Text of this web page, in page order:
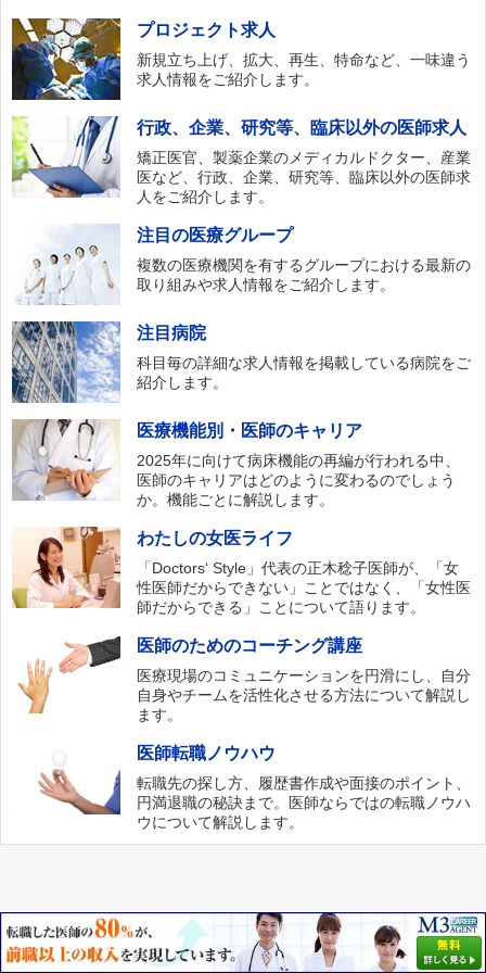
プロジェクト求人
新規立ち上げ、拡大、再生、特命など、一味違う
求人情報をご紹介します。
行政、企業、研究等、臨床以外の医師求人
矯正医官、製薬企業のメディカルドクター、産業
医など、行政、企業、研究等、臨床以外の医師求
人をご紹介します。
注目の医療グループ
複数の医療機関を有するグループにおける最新の
取り組みや求人情報をご紹介します。
注目病院
科目毎の詳細な求人情報を掲載している病院をご
紹介します。
医療機能別・医師のキャリア
2025年に向けて病床機能の再編が行われる中、
医師のキャリアはどのように変わるのでしょう
か。機能ごとに解説します。
わたしの女医ライフ
「Doctors‘ Style」代表の正木稔子医師が、「女
性医師だからできない」ことではなく、「女性医
師だからできる」ことについて語ります。
医師のためのコーチング講座
医療現場のコミュニケーションを円滑にし、自分
自身やチームを活性化させる方法について解説し
ます。
医師転職ノウハウ
転職先の探し方、履歴書作成や面接のポイント、
円満退職の秘訣まで。医師ならではの転職ノウハ
ウについて解説します。